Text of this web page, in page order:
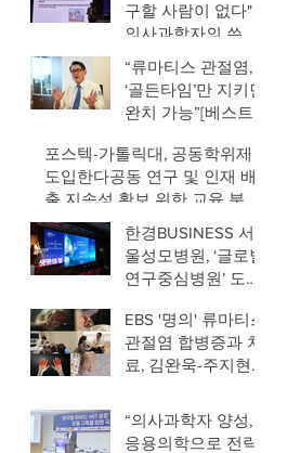
구할 사람이 없다"
의사과학자의 쓴소
리, 왜 2025.09.23
18:13 정심교기자 머
니투데이
“류마티스 관절염,
‘골든타임’만 지키면
완치 가능”[베스트
법] 동아일보입력
2025-08-30
포스텍-가톨릭대, 공동학위제
도입한다공동 연구 및 인재 배
출 지속성 확보 위한 교육 분야
제도적 보완김완욱 연구원장
“산·학·연·병 협력, 첨단바이오
경쟁력 강화 기대”
한경BUSINESS 서
울성모병원, ‘글로벌
연구중심병원’ 도약
합 혁신 본격화
2025.05.27 김태림
기자
EBS '명의' 류마티스
관절염 합병증과 치
료, 김완욱-주지현
“의사과학자 양성,
응용의학으로 전략